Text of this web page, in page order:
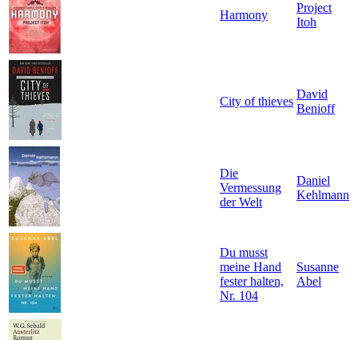
Harmony
Project
Itoh
City of thieves
David
Benioff
Die
Vermessung
der Welt
Daniel
Kehlmann
Du musst
meine Hand
fester halten,
Nr. 104
Susanne
Abel